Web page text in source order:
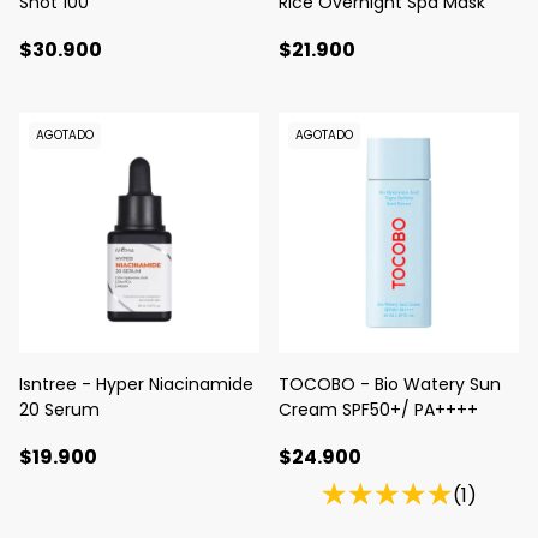
$30.900 $21.900
AGOTADO
Isntree - Hyper Niacinamide
20 Serum
$19.900
AGOTADO
TOCOBO - Bio Watery Sun
Cream SPF50+/ PA++++
$24.900
(1)